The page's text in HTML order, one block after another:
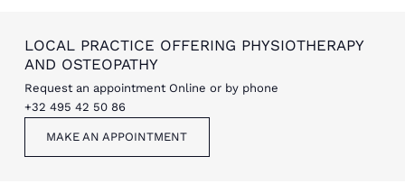
LOCAL PRACTICE OFFERING PHYSIOTHERAPY
AND OSTEOPATHY
Request an appointment Online or by phone
+32 495 42 50 86
MAKE AN APPOINTMENT